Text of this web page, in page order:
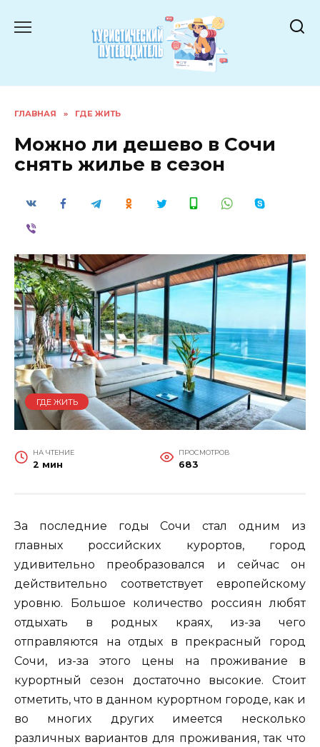
ГЛАВНАЯ » ГДЕ ЖИТЬ
Можно ли дешево в Сочи
снять жилье в сезон
ГДЕ ЖИТЬ
НА ЧТЕНИЕ
2 мин
ПРОСМОТРОВ
683
За последние годы Сочи стал одним из
главных российских курортов, город
удивительно преобразовался и сейчас он
действительно соответствует европейскому
уровню. Большое количество россиян любят
отдыхать в родных краях, из-за чего
отправляются на отдых в прекрасный город
Сочи, из-за этого цены на проживание в
курортный сезон достаточно высокие. Стоит
отметить, что в данном курортном городе, как и
во многих других имеется несколько
различных вариантов для проживания, так что